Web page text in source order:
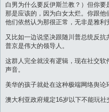
白男为什么要反伊斯兰教？）但你
那是应该的，因为白女太烂。你跟他
他们依然认为那很正常，无非是雅利
又比如一边说坚决跟随川普总统反
普京是伟大的领导人。
这群人完全就没有逻辑，现在社交
声音。
美华的孩子就处在这种极端网络舆论
澳大利亚政府规定16岁以下不能玩